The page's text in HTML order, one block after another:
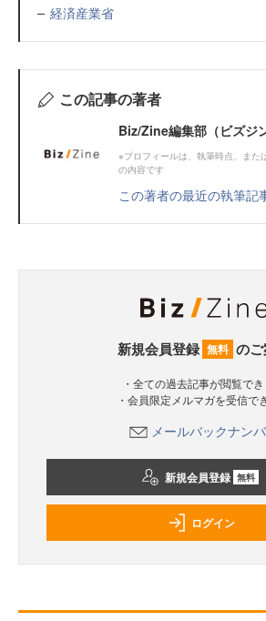
経済産業省
この記事の著者
Biz/Zine編集部（ビズジ
※プロフィールは、執筆時点、また
の内容です
この著者の最近の執筆記
新規会員登録 無料 の
・全ての過去記事が閲覧で
・会員限定メルマガを受信で
メールバックナン
新規会員登録 無料
ログイン